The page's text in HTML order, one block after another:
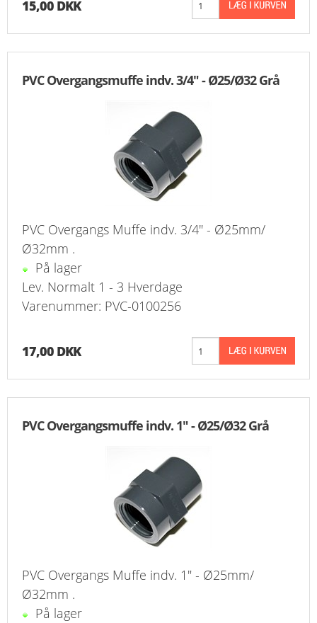
15,00 DKK
PVC Overgangsmuffe indv. 3/4" - Ø25/Ø32 Grå
PVC Overgangs Muffe indv. 3/4" - Ø25mm/
Ø32mm .
På lager
Lev. Normalt 1 - 3 Hverdage
Varenummer: PVC-0100256
17,00 DKK
PVC Overgangsmuffe indv. 1" - Ø25/Ø32 Grå
PVC Overgangs Muffe indv. 1" - Ø25mm/
Ø32mm .
På lager